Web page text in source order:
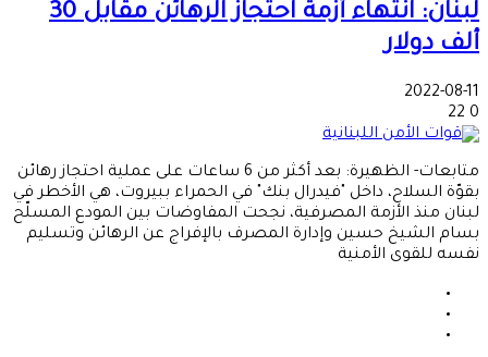
لبنان: انتهاء أزمة احتجاز الرهائن مقابل 30
ألف دولار
2022-08-11
0
متابعات- الظهيرة: بعد أكثر من 6 ساعات على عملية احتجاز رهائن
بقوّة السلاح، داخل "فيدرال بنك" في الحمراء ببيروت، هي الأخطر في
لبنان منذ الأزمة المصرفية، نجحت المفاوضات بين المودع المسلّح
بسام الشيخ حسين وإدارة المصرف بالإفراج عن الرهائن وتسليم
نفسه للقوى الأمنية